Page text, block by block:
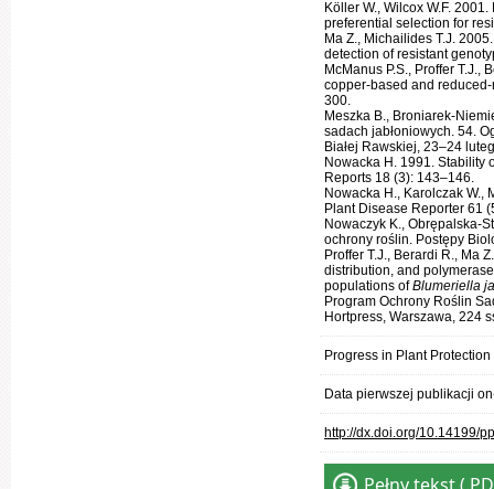
Köller W., Wilcox W.F.
preferential selection for
Ma Z., Michailides T.J.
detection of resistant
McManus P.S., Proffer T.J.,
copper-based and
300.
Meszka B., Broniarek-
sadach jabłoniowych. 54.
Białej Rawskiej, 23–24
Nowacka H. 1991.
Reports 18 (3): 143–146.
Nowacka H., Karolczak W.,
Plant Disease Reporter 61
Nowaczyk K., Obrępalska-
ochrony roślin. Postępy
Proffer T.J., Berardi R., Ma
distribution, and
populations ofBlumeriella
Program Ochrony Roślin
Hortpress, Warszawa, 224
Progress in Plant
Data pierwszej publikacji
http://dx.doi.org/10.14199/